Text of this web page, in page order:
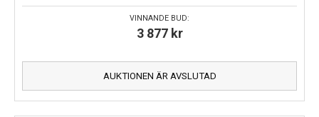
VINNANDE BUD:
3 877 kr
AUKTIONEN ÄR AVSLUTAD